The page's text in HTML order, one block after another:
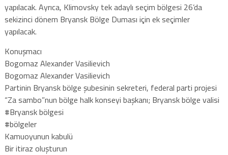
yapılacak. Ayrıca, Klimovsky tek adaylı seçim bölgesi 26’da
sekizinci dönem Bryansk Bölge Duması için ek seçimler
yapılacak.
Konuşmacı
Bogomaz Alexander Vasilievich
Bogomaz Alexander Vasilievich
Partinin Bryansk bölge şubesinin sekreteri, federal parti projesi
“Za sambo”nun bölge halk konseyi başkanı; Bryansk bölge valisi
#Bryansk bölgesi
#bölgeler
Kamuoyunun kabulü
Bir itiraz oluşturun